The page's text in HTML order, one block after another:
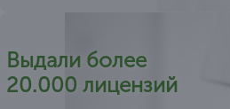
Выдали более
20.000 лицензий